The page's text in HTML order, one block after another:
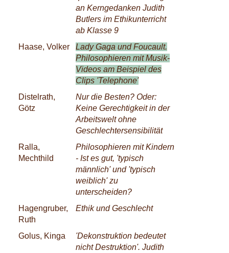
an Kerngedanken Judith
Butlers im Ethikunterricht
ab Klasse 9
Haase, Volker
Lady Gaga und Foucault.
Philosophieren mit Musik-
Videos am Beispiel des
Clips 'Telephone'
Distelrath,
Götz
Nur die Besten? Oder:
Keine Gerechtigkeit in der
Arbeitswelt ohne
Geschlechtersensibilität
Ralla,
Mechthild
Philosophieren mit Kindern
- Ist es gut, 'typisch
männlich' und 'typisch
weiblich' zu
unterscheiden?
Hagengruber,
Ruth
Ethik und Geschlecht
Golus, Kinga
'Dekonstruktion bedeutet
nicht Destruktion'. Judith